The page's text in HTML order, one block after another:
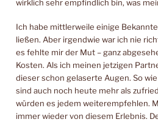
wirklich sehr empfindlich bin, was
Ich habe mittlerweile einige
ließen. Aber irgendwie war ich nie
es fehlte mir der Mut – ganz
Kosten. Als ich meinen jetzigen
dieser schon gelaserte Augen. So
sind auch noch heute mehr als
würden es jedem weiterempfehlen.
immer wieder von diesem Erlebnis.